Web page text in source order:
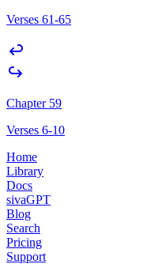
Verses 61-65
Chapter 59
Verses 6-10
Home
Library
Docs
sivaGPT
Blog
Search
Pricing
Support